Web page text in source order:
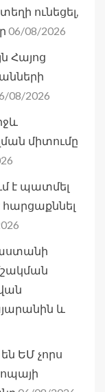
ունեցել,
06/08/2026
Հայոց
08/2026
միտումը
է պատմել
և
ԵՄ չորս